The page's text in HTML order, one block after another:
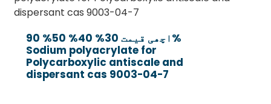
اچھی قیمت 30% 40% 50% 90%
Sodium polyacrylate for
Polycarboxylic antiscale and
dispersant cas 9003-04-7